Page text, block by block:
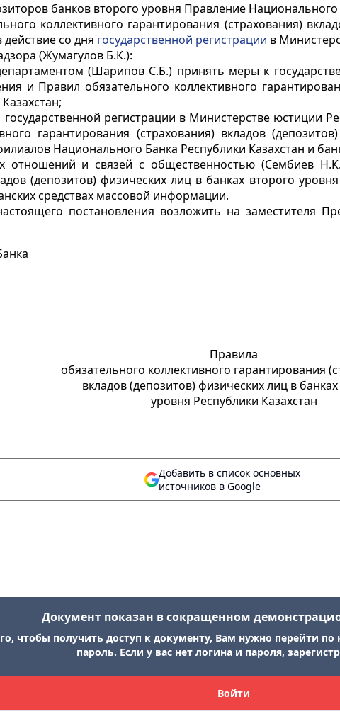
банков второго уровня Правление Национального
коллективного гарантирования (страхования)
действие со дня государственной регистрации в
(Жумагулов Б.К.):
(Шарипов С.Б.) принять меры к
и Правил обязательного коллективного
регистрации в Министерстве юстиции
гарантирования (страхования) вкладов
Национального Банка Республики Казахстан и
отношений и связей с общественностью (Сембиев
(депозитов) физических лиц в банках второго
средствах массовой информации.
постановления возложить на заместителя
Правила
обязательного коллективного гарантирования
вкладов (депозитов) физических лиц в
уровня Республики Казахстан
Добавить в список основных
источников в Google
Документ показан в сокращенном
чтобы получить доступ к документу, Вам нужно перейти по
пароль. Если у вас нет логина и пароля,
Войти